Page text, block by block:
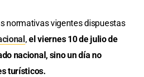
normativas vigentes dispuestas
,el viernes 10 de julio de
nacional, sino un día no
turísticos.